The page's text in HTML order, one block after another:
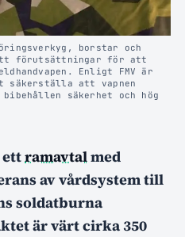
borstar och
förutsättningar för att
Enligt FMV är
att vapnen
säkerhet och hög
ramavtalmed
av vårdsystem till
soldatburna
är värt cirka 350